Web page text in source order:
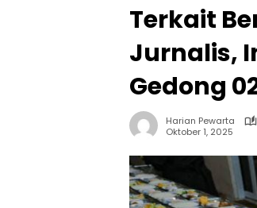
Terkait
Jurnalis,
Gedong
Harian Pewarta
Oktober 1, 2025